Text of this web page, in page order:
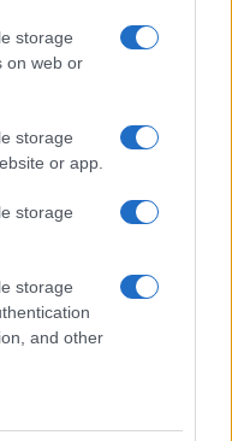
storage
on web or
storage
or app.
storage
storage
and other